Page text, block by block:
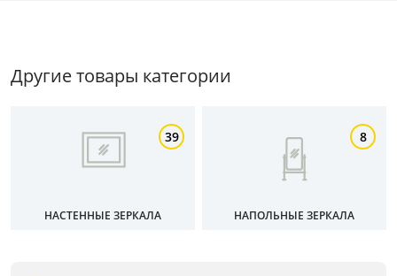
от до
Цвет
Другие товары категории
39
НАСТЕННЫЕ ЗЕРКАЛА
8
НАПОЛЬНЫЕ ЗЕРКАЛА